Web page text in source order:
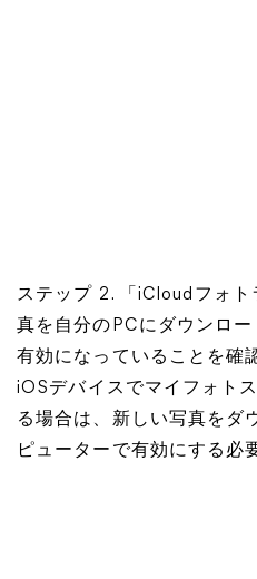
ステップ 2. 「iCloudフォ
真を自分のPCにダウンロ
有効になっていることを確
iOSデバイスでマイフォト
る場合は、新しい写真をダ
ピューターで有効にする必